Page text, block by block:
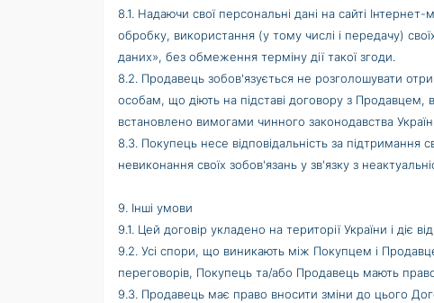
8.1. Надаючи свої персональні дані на сайті
обробку, використання (у тому числі і передачу)
даних», без обмеження терміну дії такої згоди.
8.2. Продавець зобов'язується не розголошувати
особам, що діють на підставі договору з Продавцем,
встановлено вимогами чинного законодавства
8.3. Покупець несе відповідальність за підтримання
невиконання своїх зобов'язань у зв'язку з
9. Інші умови
9.1. Цей договір укладено на території України і діє
9.2. Усі спори, що виникають між Покупцем і
переговорів, Покупець та/або Продавець мають
9.3. Продавець має право вносити зміни до цього